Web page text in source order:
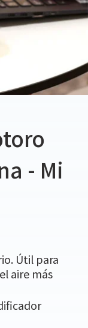
- Mi
Útil para
aire más